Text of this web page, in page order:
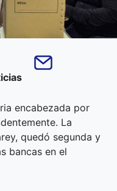
encabezada por
La
quedó segunda y
bancas en el